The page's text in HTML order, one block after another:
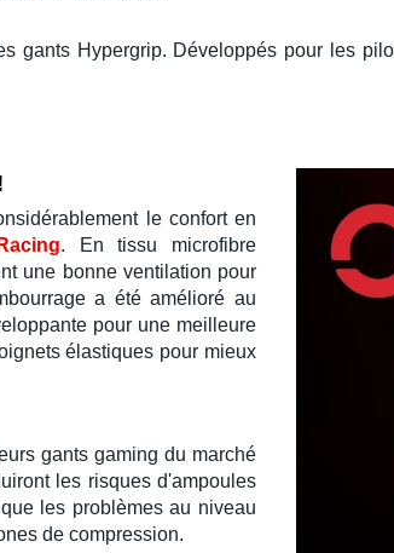
gants Hypergrip. Développés pour les
le confort en
. Entissu microfibre
une bonne ventilation pour
a été amélioré au
pour une meilleure
élastiques pour mieux
gants gaming du marché
les risques d'ampoules
les problèmes au niveau
de compression.